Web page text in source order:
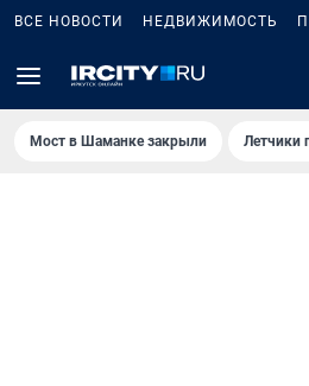
ВСЕ НОВОСТИ НЕДВИЖИМОСТЬ
Мост в Шаманке закрыли Летчики